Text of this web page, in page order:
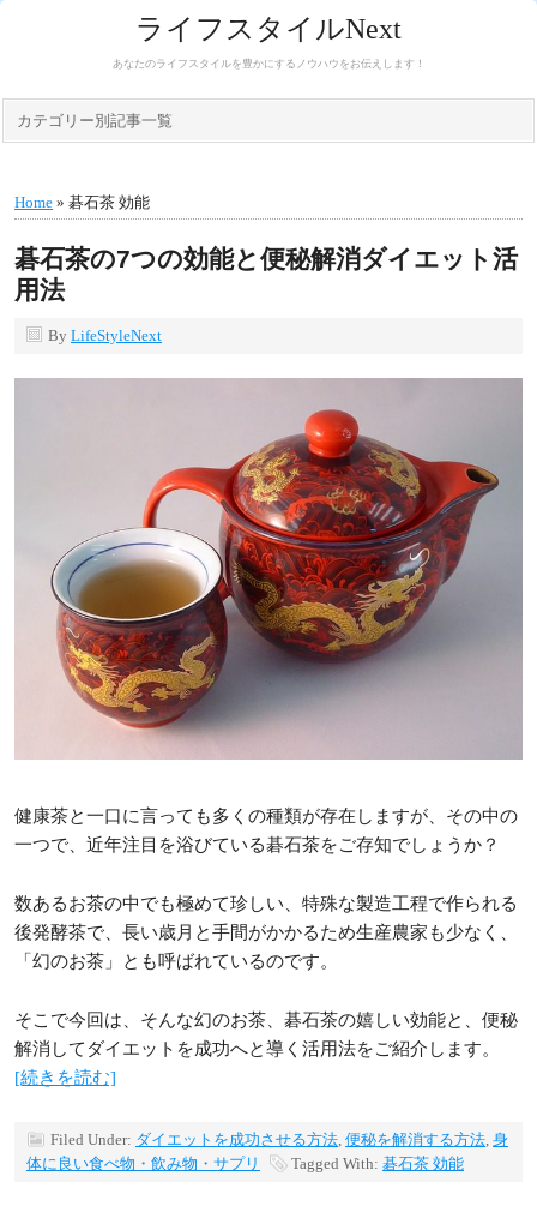
ライフスタイルNext
あなたのライフスタイルを豊かにするノウハウをお伝えします！
カテゴリー別記事一覧
Home » 碁石茶 効能
碁石茶の7つの効能と便秘解消ダイエット活
用法
By LifeStyleNext
健康茶と一口に言っても多くの種類が存在しますが、その中の
一つで、近年注目を浴びている碁石茶をご存知でしょうか？
数あるお茶の中でも極めて珍しい、特殊な製造工程で作られる
後発酵茶で、長い歳月と手間がかかるため生産農家も少なく、
「幻のお茶」とも呼ばれているのです。
そこで今回は、そんな幻のお茶、碁石茶の嬉しい効能と、便秘
解消してダイエットを成功へと導く活用法をご紹介します。
[続きを読む]
Filed Under: ダイエットを成功させる方法, 便秘を解消する方法, 身
体に良い食べ物・飲み物・サプリ
Tagged With: 碁石茶 効能